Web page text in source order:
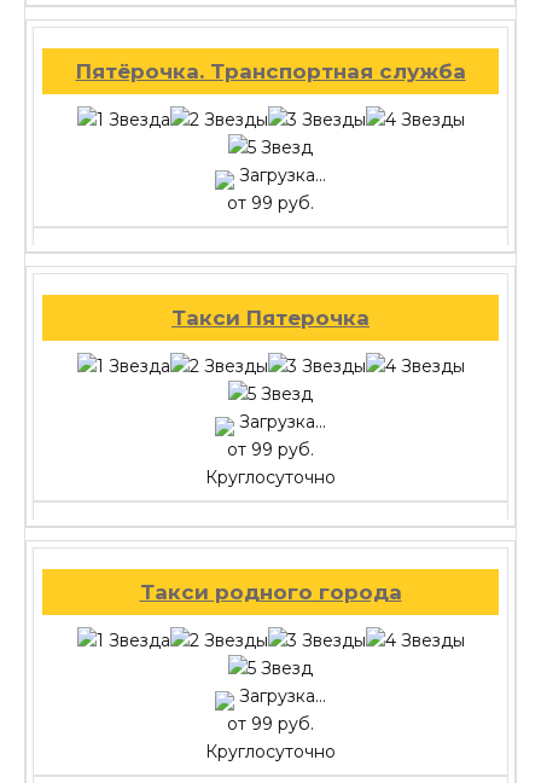
Пятёрочка. Транспортная служба
Загрузка...
от 99 руб.
Такси Пятерочка
Загрузка...
от 99 руб.
Круглосуточно
Такси родного города
Загрузка...
от 99 руб.
Круглосуточно